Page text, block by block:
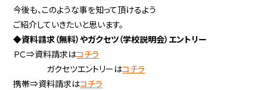
今後も、このような事を知って頂けるよう
ご紹介していきたいと思います。
◆資料請求（無料）やガクセツ（学校説明会）エントリー
ＰＣ⇒資料請求はコチラ
ガクセツエントリーはコチラ
携帯⇒資料請求はコチラ